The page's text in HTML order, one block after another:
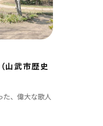
山武市歴史
た、偉大な歌人